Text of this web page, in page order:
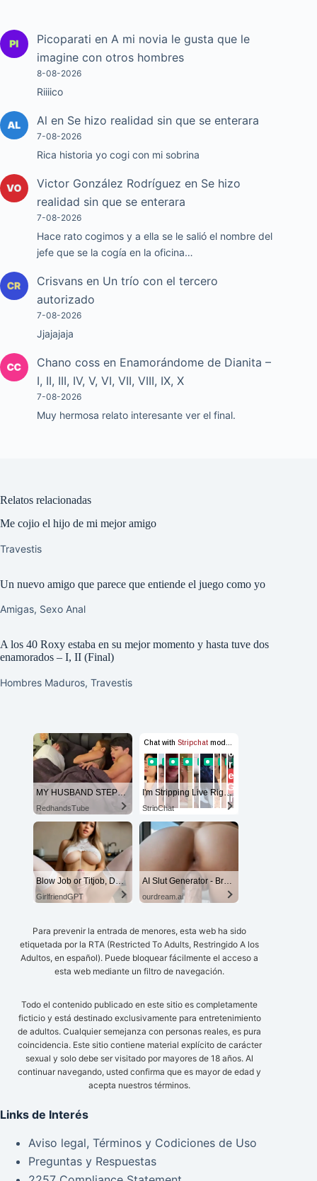
Picoparati en A mi novia le gusta que le
imagine con otros hombres
8-08-2026
Riiiico
Al en Se hizo realidad sin que se enterara
7-08-2026
Rica historia yo cogi con mi sobrina
Victor González Rodríguez en Se hizo
realidad sin que se enterara
7-08-2026
Hace rato cogimos y a ella se le salió el nombre del
jefe que se la cogía en la oficina…
Crisvans en Un trío con el tercero
autorizado
7-08-2026
Jjajajaja
Chano coss en Enamorándome de Dianita –
I, II, III, IV, V, VI, VII, VIII, IX, X
7-08-2026
Muy hermosa relato interesante ver el final.
Relatos relacionadas
Me cojio el hijo de mi mejor amigo
Travestis
Un nuevo amigo que parece que entiende el juego como yo
Amigas, Sexo Anal
A los 40 Roxy estaba en su mejor momento y hasta tuve dos
enamorados – I, II (Final)
Hombres Maduros, Travestis
MY HUSBAND STEPSON MISTAKENLY GIVES ME IN THE ASS
RedhandsTube
I'm Stripping Live Right Now
StripChat
Blow Job or Titjob, Deepthroat or Spreading Pussy
GirlfriendGPT
AI Slut Generator - Bring your Fantasies to life 🔥
ourdream.ai
Para prevenir la entrada de menores, esta web ha sido
etiquetada por la RTA (Restricted To Adults, Restringido A los
Adultos, en español). Puede bloquear fácilmente el acceso a
esta web mediante un filtro de navegación.
Todo el contenido publicado en este sitio es completamente
ficticio y está destinado exclusivamente para entretenimiento
de adultos. Cualquier semejanza con personas reales, es pura
coincidencia. Este sitio contiene material explícito de carácter
sexual y solo debe ser visitado por mayores de 18 años. Al
continuar navegando, usted confirma que es mayor de edad y
acepta nuestros términos.
Links de Interés
Aviso legal, Términos y Codiciones de Uso
Preguntas y Respuestas